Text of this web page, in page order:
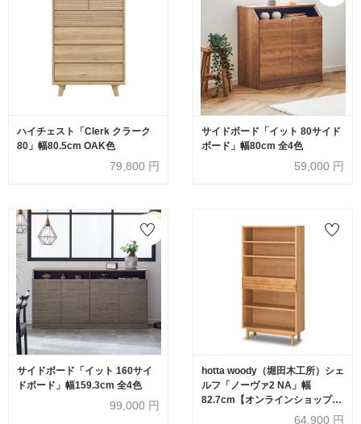
ハイチェスト「Clerk クラーク
80」幅80.5cm OAK色
79,800 円
サイドボード「イット 80サイド
ボード」幅80cm 全4色
59,000 円
サイドボード「イット 160サイ
ドボード」幅159.3cm 全4色
99,000 円
hotta woody（堀田木工所）シェ
ルフ「ノーヴァ2 NA」幅
82.7cm【オンラインショップ限
64,900 円